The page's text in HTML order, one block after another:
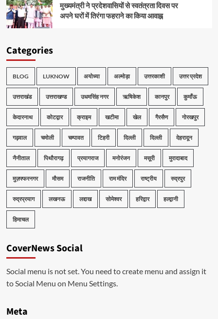
मुख्यमंत्री ने प्रदेशवासियों से स्वतंत्रता दिवस पर
अपने घरों में तिरंगा फहराने का किया आवाह्न
Categories
BLOG LUKNOW अयोध्या अल्मोड़ा उत्तरकाशी उत्तर प्रदेश
उत्तराखंड उत्तराखण्ड उधमसिंह नगर ऋषिकेश कानपुर कुमाँऊ
केदारनाथ कोटद्वार क्राइम खटीमा खेल गैरसैण गोरखपुर
गढ़वाल चमोली चम्पावत टिहरी दिल्ली दिल्ली देहरादून
नैनीताल पिथौरागढ़ प्रयागराज मनोरंजन मसूरी मुरादाबाद
मुज़फ्फरनगर मौसम राजनीति राम मंदिर राष्ट्रीय रुद्रपुर
रुद्रप्रयाग लखनऊ लद्दाख सोमेश्वर हरिद्वार हल्द्वानी
हिमाचल
CoverNews Social
Social menu is not set. You need to create menu and assign it
to Social Menu on Menu Settings.
Meta